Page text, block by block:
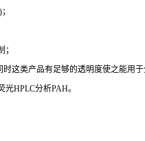
这类产品有足够的透明度使之能用于
HPLC分析PAH。